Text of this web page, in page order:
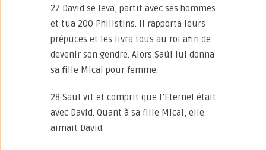
27 David se leva, partit avec ses hommes
et tua 200 Philistins. Il rapporta leurs
prépuces et les livra tous au roi afin de
devenir son gendre. Alors Saül lui donna
sa fille Mical pour femme.
28 Saül vit et comprit que l’Eternel était
avec David. Quant à sa fille Mical, elle
aimait David.